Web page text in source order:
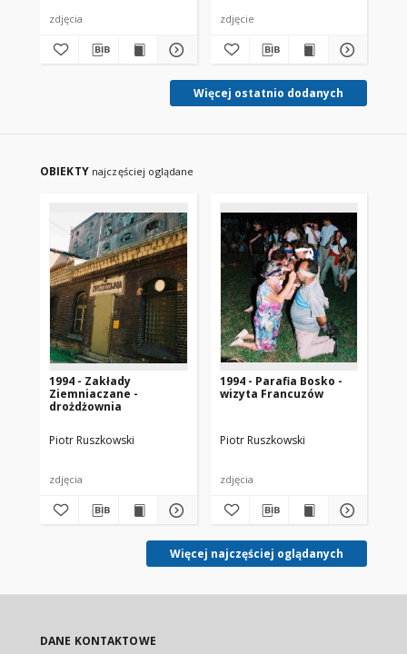
zdjęcia zdjęcie
Więcej ostatnio dodanych
OBIEKTY najczęściej oglądane
1994 - Zakłady
Ziemniaczane -
drożdżownia
Piotr Ruszkowski
zdjęcia
1994 - Parafia Bosko -
wizyta Francuzów
Piotr Ruszkowski
zdjęcia
Więcej najczęściej oglądanych
DANE KONTAKTOWE